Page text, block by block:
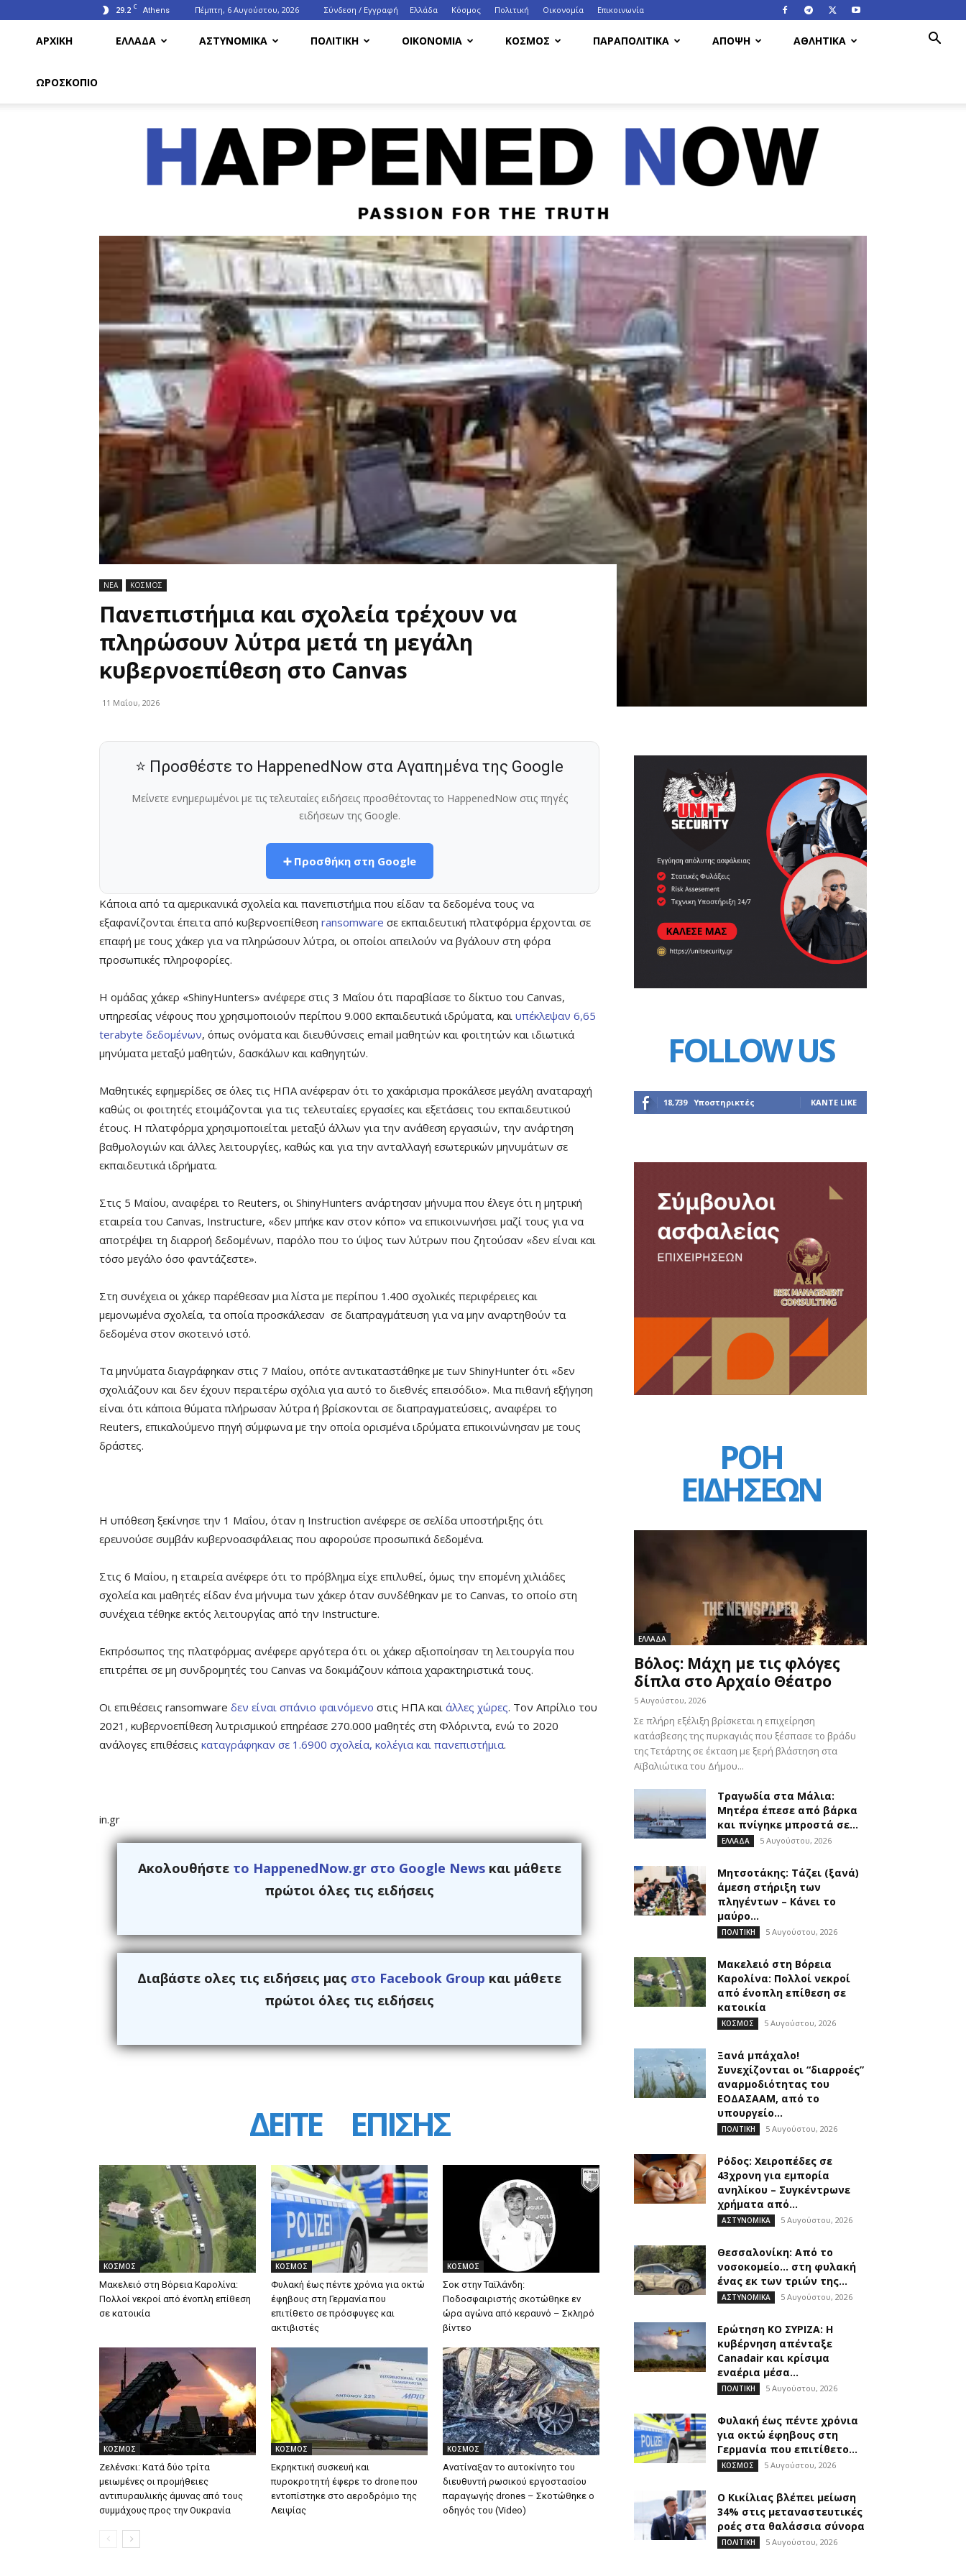
29.2 C Athens Πέμπτη, 6 Αυγούστου, 2026 Σύνδεση / Εγγραφή Ελλάδα Κόσμος Πολιτική Οικονομία Eπικοινωνία
ΑΡΧΙΚΗ ΕΛΛΑΔΑ ΑΣΤΥΝΟΜΙΚΑ ΠΟΛΙΤΙΚΗ ΟΙΚΟΝΟΜΙΑ ΚΟΣΜΟΣ ΠΑΡΑΠΟΛΙΤΙΚΑ ΑΠΟΨΗ ΑΘΛΗΤΙΚΑ
ΩΡΟΣΚΟΠΙΟ
HappenedNow.gr
ΝΕΑ ΚΟΣΜΟΣ
Πανεπιστήμια και σχολεία τρέχουν να
πληρώσουν λύτρα μετά τη μεγάλη
κυβερνοεπίθεση στο Canvas
11 Μαΐου, 2026
⭐ Προσθέστε το HappenedNow στα Αγαπημένα της Google
Μείνετε ενημερωμένοι με τις τελευταίες ειδήσεις προσθέτοντας το HappenedNow στις πηγές
ειδήσεων της Google.
➕ Προσθήκη στη Google
Κάποια από τα αμερικανικά σχολεία και πανεπιστήμια που είδαν τα δεδομένα τους να
εξαφανίζονται έπειτα από κυβερνοεπίθεση ransomware σε εκπαιδευτική πλατφόρμα έρχονται σε
επαφή με τους χάκερ για να πληρώσουν λύτρα, οι οποίοι απειλούν να βγάλουν στη φόρα
προσωπικές πληροφορίες.
H ομάδας χάκερ «ShinyHunters» ανέφερε στις 3 Μαΐου ότι παραβίασε το δίκτυο του Canvas,
υπηρεσίας νέφους που χρησιμοποιούν περίπου 9.000 εκπαιδευτικά ιδρύματα, και υπέκλεψαν 6,65
terabyte δεδομένων, όπως ονόματα και διευθύνσεις email μαθητών και φοιτητών και ιδιωτικά
μηνύματα μεταξύ μαθητών, δασκάλων και καθηγητών.
Μαθητικές εφημερίδες σε όλες τις ΗΠΑ ανέφεραν ότι το χακάρισμα προκάλεσε μεγάλη αναταραχή
καθώς οι φοιτητές ετοιμάζονται για τις τελευταίες εργασίες και εξετάσεις του εκπαιδευτικού
έτους. Η πλατφόρμα χρησιμοποιείται μεταξύ άλλων για την ανάθεση εργασιών, την ανάρτηση
βαθμολογιών και άλλες λειτουργίες, καθώς και για την ανταλλαγή εσωτερικών μηνυμάτων σε
εκπαιδευτικά ιδρήματα.
Στις 5 Μαΐου, αναφέρει το Reuters, οι ShinyHunters ανάρτησαν μήνυμα που έλεγε ότι η μητρική
εταιρεία του Canvas, Instructure, «δεν μπήκε καν στον κόπο» να επικοινωνήσει μαζί τους για να
αποτρέψει τη διαρροή δεδομένων, παρόλο που το ύψος των λύτρων που ζητούσαν «δεν είναι και
τόσο μεγάλο όσο φαντάζεστε».
Στη συνέχεια οι χάκερ παρέθεσαν μια λίστα με περίπου 1.400 σχολικές περιφέρειες και
μεμονωμένα σχολεία, τα οποία προσκάλεσαν σε διαπραγμάτευση για να μην αναρτηθούν τα
δεδομένα στον σκοτεινό ιστό.
Τα μηνύματα διαγράφηκαν στις 7 Μαΐου, οπότε αντικαταστάθηκε με των ShinyHunter ότι «δεν
σχολιάζουν και δεν έχουν περαιτέρω σχόλια για αυτό το διεθνές επεισόδιο». Μια πιθανή εξήγηση
είναι ότι κάποια θύματα πλήρωσαν λύτρα ή βρίσκονται σε διαπραγματεύσεις, αναφέρει το
Reuters, επικαλούμενο πηγή σύμφωνα με την οποία ορισμένα ιδρύματα επικοινώνησαν με τους
δράστες.
Η υπόθεση ξεκίνησε την 1 Μαΐου, όταν η Instruction ανέφερε σε σελίδα υποστήριξης ότι
ερευνούσε συμβάν κυβερνοασφάλειας που αφορούσε προσωπικά δεδομένα.
Στις 6 Μαΐου, η εταιρεία ανέφερε ότι το πρόβλημα είχε επιλυθεί, όμως την επομένη χιλιάδες
σχολεία και μαθητές είδαν ένα μήνυμα των χάκερ όταν συνδέθηκαν με το Canvas, το οποίο στη
συνέχεια τέθηκε εκτός λειτουργίας από την Instructure.
Εκπρόσωπος της πλατφόρμας ανέφερε αργότερα ότι οι χάκερ αξιοποίησαν τη λειτουργία που
επιτρέπει σε μη συνδρομητές του Canvas να δοκιμάζουν κάποια χαρακτηριστικά τους.
Οι επιθέσεις ransomware δεν είναι σπάνιο φαινόμενο στις ΗΠΑ και άλλες χώρες. Τον Απρίλιο του
2021, κυβερνοεπίθεση λυτρισμικού επηρέασε 270.000 μαθητές στη Φλόριντα, ενώ το 2020
ανάλογες επιθέσεις καταγράφηκαν σε 1.6900 σχολεία, κολέγια και πανεπιστήμια.
in.gr
Ακολουθήστε το HappenedNow.gr στο Google Newsκαι μάθετε
πρώτοι όλες τις ειδήσεις
Διαβάστε ολες τις ειδήσεις μας στο Facebook Group και μάθετε
πρώτοι όλες τις ειδήσεις
ΔΕΙΤΕ ΕΠΙΣΗΣ
ΚΟΣΜΟΣ
Μακελειό στη Βόρεια Καρολίνα:
Πολλοί νεκροί από ένοπλη επίθεση
σε κατοικία
ΚΟΣΜΟΣ
Φυλακή έως πέντε χρόνια για οκτώ
έφηβους στη Γερμανία που
επιτίθετο σε πρόσφυγες και
ακτιβιστές
ΚΟΣΜΟΣ
Σοκ στην Ταϊλάνδη:
Ποδοσφαιριστής σκοτώθηκε εν
ώρα αγώνα από κεραυνό – Σκληρό
βίντεο
ΚΟΣΜΟΣ
Ζελένσκι: Κατά δύο τρίτα
μειωμένες οι προμήθειες
αντιπυραυλικής άμυνας από τους
συμμάχους προς την Ουκρανία
ΚΟΣΜΟΣ
Εκρηκτική συσκευή και
πυροκροτητή έφερε το drone που
εντοπίστηκε στο αεροδρόμιο της
Λειψίας
ΚΟΣΜΟΣ
Ανατίναξαν το αυτοκίνητο του
διευθυντή ρωσικού εργοστασίου
παραγωγής drones – Σκοτώθηκε ο
οδηγός του (Video)
FOLLOW US
18,739 Υποστηρικτές ΚΆΝΤΕ LIKE
ΡΟΗ
ΕΙΔΗΣΕΩΝ
ΕΛΛΑΔΑ
Βόλος: Μάχη με τις φλόγες
δίπλα στο Αρχαίο Θέατρο
5 Αυγούστου, 2026
Σε πλήρη εξέλιξη βρίσκεται η επιχείρηση
κατάσβεσης της πυρκαγιάς που ξέσπασε το βράδυ
της Τετάρτης σε έκταση με ξερή βλάστηση στα
Αϊβαλιώτικα του Δήμου...
Τραγωδία στα Μάλια:
Μητέρα έπεσε από βάρκα
και πνίγηκε μπροστά σε...
ΕΛΛΑΔΑ 5 Αυγούστου, 2026
Μητσοτάκης: Τάζει (ξανά)
άμεση στήριξη των
πληγέντων – Κάνει το
μαύρο...
ΠΟΛΙΤΙΚΗ 5 Αυγούστου, 2026
Μακελειό στη Βόρεια
Καρολίνα: Πολλοί νεκροί
από ένοπλη επίθεση σε
κατοικία
ΚΟΣΜΟΣ 5 Αυγούστου, 2026
Ξανά μπάχαλο!
Συνεχίζονται οι “διαρροές”
αναρμοδιότητας του
ΕΟΔΑΣΑΑΜ, από το
υπουργείο...
ΠΟΛΙΤΙΚΗ 5 Αυγούστου, 2026
Ρόδος: Χειροπέδες σε
43χρονη για εμπορία
ανηλίκου – Συγκέντρωνε
χρήματα από...
ΑΣΤΥΝΟΜΙΚΑ 5 Αυγούστου, 2026
Θεσσαλονίκη: Από το
νοσοκομείο… στη φυλακή
ένας εκ των τριών της...
ΑΣΤΥΝΟΜΙΚΑ 5 Αυγούστου, 2026
Ερώτηση ΚΟ ΣΥΡΙΖΑ: Η
κυβέρνηση απένταξε
Canadair και κρίσιμα
εναέρια μέσα...
ΠΟΛΙΤΙΚΗ 5 Αυγούστου, 2026
Φυλακή έως πέντε χρόνια
για οκτώ έφηβους στη
Γερμανία που επιτίθετο...
ΚΟΣΜΟΣ 5 Αυγούστου, 2026
O Κικίλιας βλέπει μείωση
34% στις μεταναστευτικές
ροές στα θαλάσσια σύνορα
ΠΟΛΙΤΙΚΗ 5 Αυγούστου, 2026